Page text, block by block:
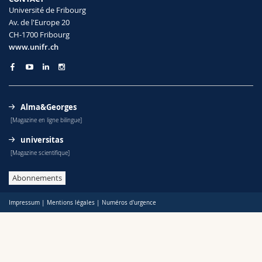
Sciences et médecine
Interfacultaire
Collaborateurs
Doctorants
Webmail
Programme des cours
MyUnifr
Université de Fribourg
Av. de l'Europe 20
CH-1700 Fribourg
www.unifr.ch
Alma&Georges
[Magazine en ligne bilingue]
universitas
[Magazine scientifique]
Abonnements
Impressum | Mentions légales | Numéros d'urgence